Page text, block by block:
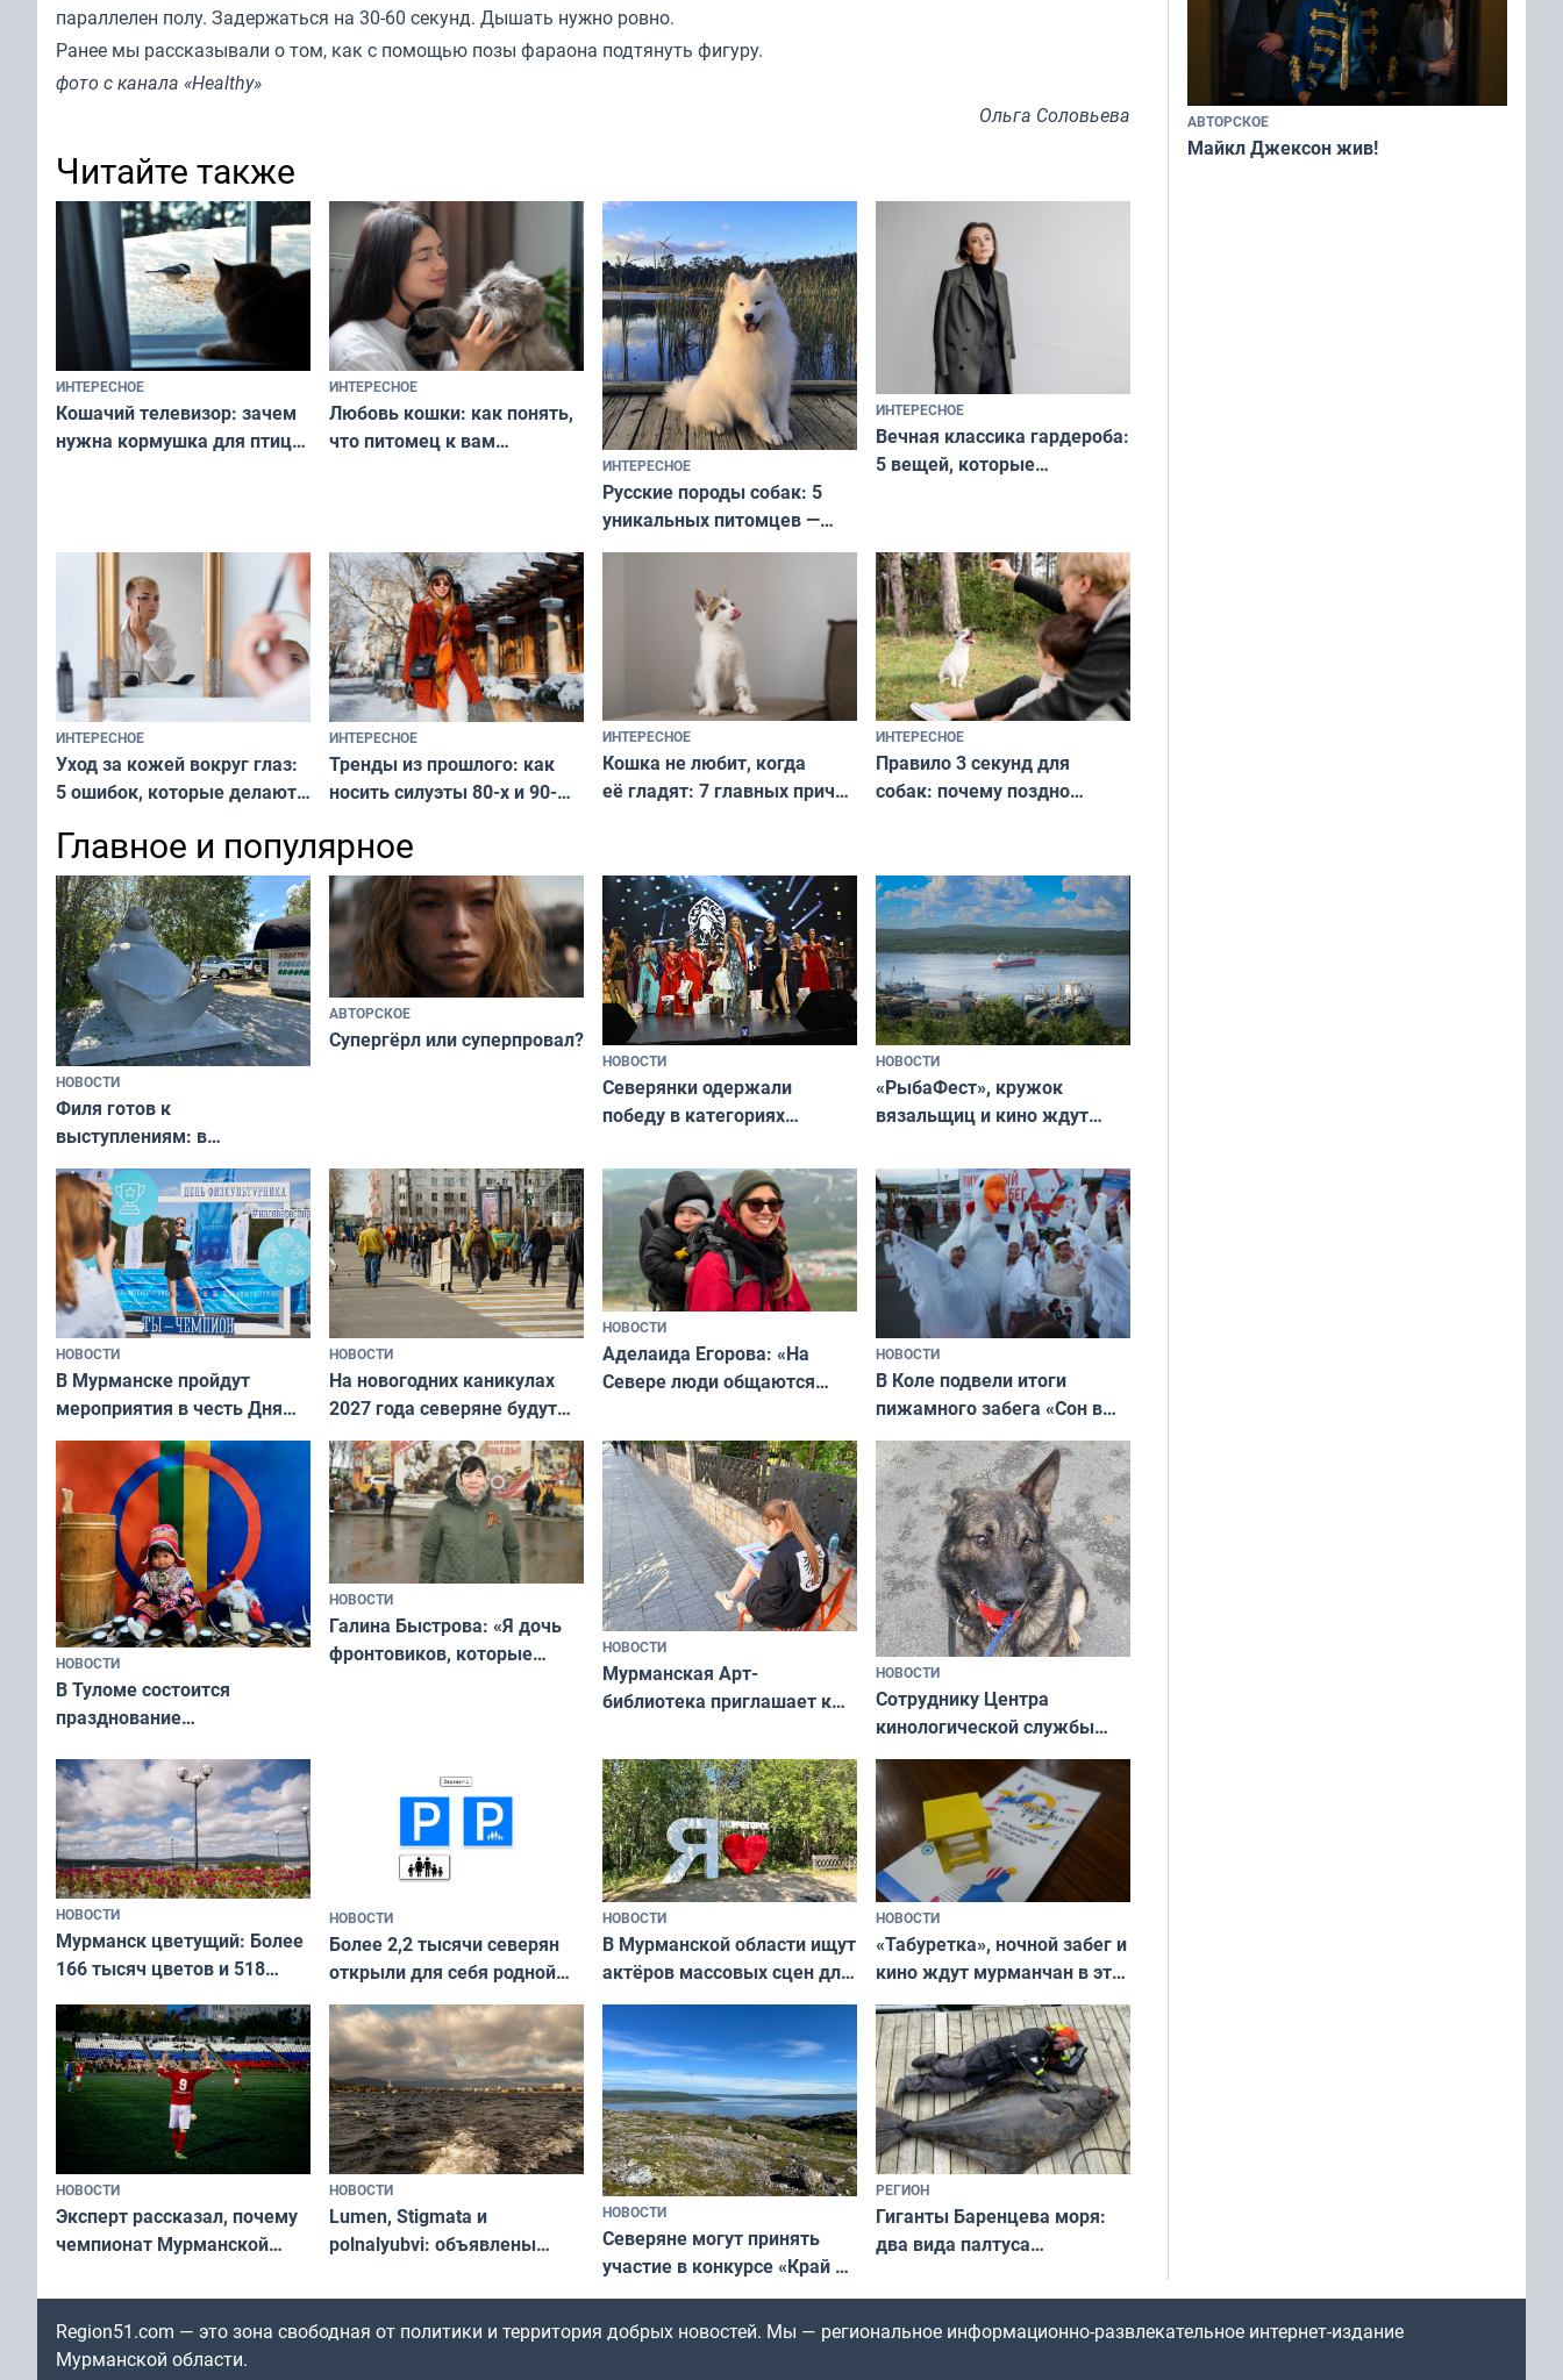
параллелен полу. Задержаться на 30-60 секунд. Дышать нужно ровно.
Ранее мы рассказывали о том, как с помощью позы фараона подтянуть фигуру.
фото с канала «Healthy»
Ольга Соловьева
Читайте также
ИНТЕРЕСНОЕ
Кошачий телевизор: зачем
нужна кормушка для птиц
ИНТЕРЕСНОЕ
Любовь кошки: как понять,
что питомец к вам
ИНТЕРЕСНОЕ
Русские породы собак: 5
уникальных питомцев —
национальные сокровища
и характером
ИНТЕРЕСНОЕ
Вечная классика гардероба:
5 вещей, которые
и актуально в любой сезон
ИНТЕРЕСНОЕ
Уход за кожей вокруг глаз:
5 ошибок, которые делают
и вернуть свежий взгляд
без дорогих средств
ИНТЕРЕСНОЕ
Тренды из прошлого: как
носить силуэты 80-х и 90-
современно и стильно без
переплат
ИНТЕРЕСНОЕ
Кошка не любит, когда
её гладят: 7 главных причин
независимому питомцу
ИНТЕРЕСНОЕ
Правило 3 секунд для
собак: почему поздно
питомцу всё сразу и без
криков
Главное и популярное
НОВОСТИ
Филя готов к
выступлениям: в
мурманском океанариуме
рассказали о состоянии
тюленей
АВТОРСКОЕ
Супергёрл или суперпровал?
НОВОСТИ
Северянки одержали
победу в категориях
«Мисс и Миссис Великая
Русь»
НОВОСТИ
«РыбаФест», кружок
вязальщиц и кино ждут
НОВОСТИ
В Мурманске пройдут
мероприятия в честь Дня
физкультурника
НОВОСТИ
На новогодних каникулах
2027 года северяне будут
отдыхать 11 дней
НОВОСТИ
Аделаида Егорова: «На
Севере люди общаются
а потому что
ты им интересен»
НОВОСТИ
В Коле подвели итоги
пижамного забега «Сон в
Олимпийскую ночь»
НОВОСТИ
В Туломе состоится
празднование
коренных народов мира
НОВОСТИ
Галина Быстрова: «Я дочь
фронтовиков, которые
НОВОСТИ
Мурманская Арт-
библиотека приглашает к
и фотографов
НОВОСТИ
Сотруднику Центра
кинологической службы
ищут новый дом
НОВОСТИ
Мурманск цветущий: Более
166 тысяч цветов и 518
НОВОСТИ
Более 2,2 тысячи северян
открыли для себя родной
край в рамках проекта
«Туризм для своих»
НОВОСТИ
В Мурманской области ищут
актёров массовых сцен для
съёмок в
короткометражном фильме
НОВОСТИ
«Табуретка», ночной забег и
кино ждут мурманчан в эти
выходные
НОВОСТИ
Эксперт рассказал, почему
чемпионат Мурманской
незамеченным
НОВОСТИ
Lumen, Stigmata и
polnalyubvi: объявлены
«Имандра» в 2026 года
НОВОСТИ
Северяне могут принять
участие в конкурсе «Край у
северной границы: фотогид
по Печенгскому округу»
РЕГИОН
Гиганты Баренцева моря:
два вида палтуса
АВТОРСКОЕ
Майкл Джексон жив!
Region51.com — это зона свободная от политики и территория добрых новостей. Мы — региональное информационно-развлекательное интернет-издание
Мурманской области.